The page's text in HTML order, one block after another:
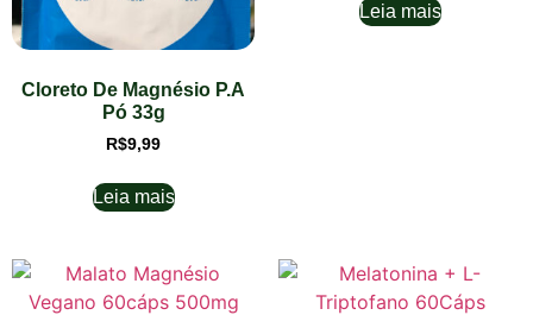
Cloreto De Magnésio P.A
Pó 33g
R$9,99
Leia mais
Leia mais